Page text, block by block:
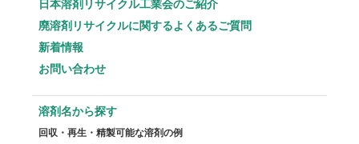
日本溶剤リサイクル工業会のご紹介
廃溶剤リサイクルに関するよくあるご質問
新着情報
お問い合わせ
溶剤名から探す
回収・再生・精製可能な溶剤の例